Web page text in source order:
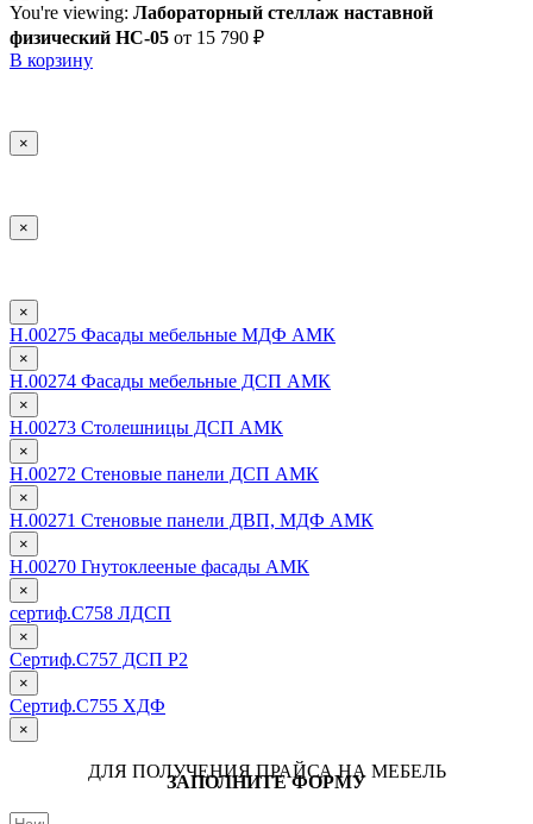
You're viewing: Лабораторный стеллаж наставной
физический НС-05 от 15 790 ₽
В корзину
×
×
×
Н.00275 Фасады мебельные МДФ АМК
×
Н.00274 Фасады мебельные ДСП АМК
×
Н.00273 Столешницы ДСП АМК
×
Н.00272 Стеновые панели ДСП АМК
×
Н.00271 Стеновые панели ДВП, МДФ АМК
×
Н.00270 Гнутоклееные фасады АМК
×
сертиф.С758 ЛДСП
×
Сертиф.С757 ДСП Р2
×
Сертиф.С755 ХДФ
×
ДЛЯ ПОЛУЧЕНИЯ ПРАЙСА НА МЕБЕЛЬ
ЗАПОЛНИТЕ ФОРМУ